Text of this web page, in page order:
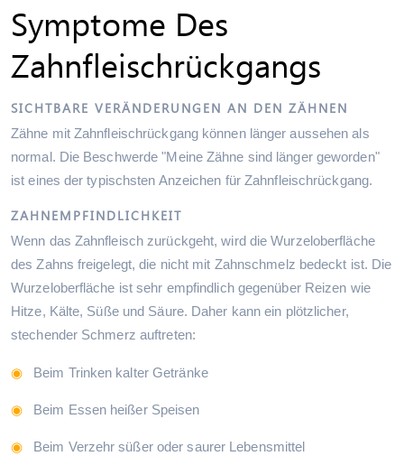
Symptome Des
Zahnfleischrückgangs
SICHTBARE VERÄNDERUNGEN AN DEN ZÄHNEN
Zähne mit Zahnfleischrückgang können länger aussehen als
normal. Die Beschwerde "Meine Zähne sind länger geworden"
ist eines der typischsten Anzeichen für Zahnfleischrückgang.
ZAHNEMPFINDLICHKEIT
Wenn das Zahnfleisch zurückgeht, wird die Wurzeloberfläche
des Zahns freigelegt, die nicht mit Zahnschmelz bedeckt ist. Die
Wurzeloberfläche ist sehr empfindlich gegenüber Reizen wie
Hitze, Kälte, Süße und Säure. Daher kann ein plötzlicher,
stechender Schmerz auftreten:
Beim Trinken kalter Getränke
Beim Essen heißer Speisen
Beim Verzehr süßer oder saurer Lebensmittel